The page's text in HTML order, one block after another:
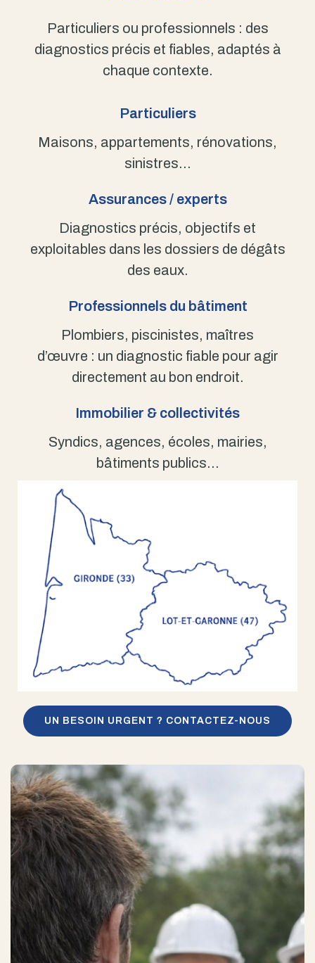
Particuliers ou professionnels : des
diagnostics précis et fiables, adaptés à
chaque contexte.
Particuliers
Maisons, appartements, rénovations,
sinistres…
Assurances / experts
Diagnostics précis, objectifs et
exploitables dans les dossiers de dégâts
des eaux.
Professionnels du bâtiment
Plombiers, piscinistes, maîtres
d’œuvre : un diagnostic fiable pour agir
directement au bon endroit.
Immobilier & collectivités
Syndics, agences, écoles, mairies,
bâtiments publics…
UN BESOIN URGENT ? CONTACTEZ-NOUS